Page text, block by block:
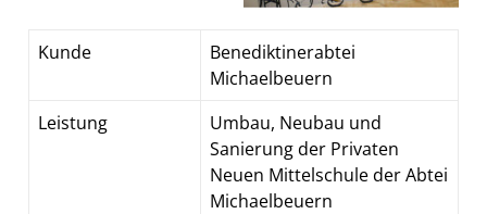
Kunde
Benediktinerabtei
Michaelbeuern
Leistung
Umbau, Neubau und
Sanierung der Privaten
Neuen Mittelschule der Abtei
Michaelbeuern